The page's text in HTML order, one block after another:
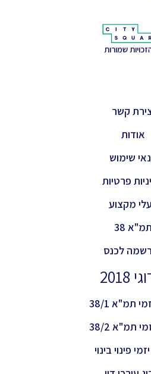
שמורות
קשר
אודות
שימוש
פרטיות
מקצוע
תמ"א 38
לכנס
2018
תמ"א 38/1
תמ"א 38/2
פינוי בינוי